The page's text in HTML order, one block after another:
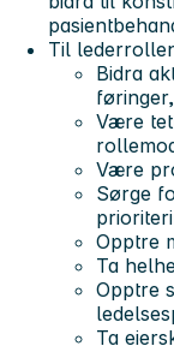
Til
Bidra
Være
Være
Sørge
Opptre
Ta
Opptre
Ta